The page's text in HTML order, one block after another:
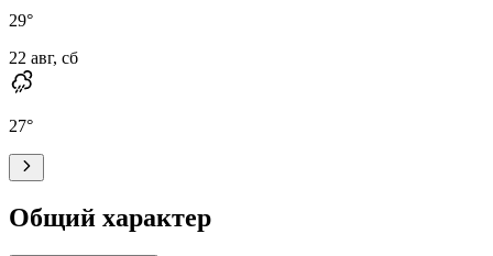
29°
22 авг, сб
27°
Общий характер